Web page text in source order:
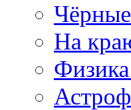
На